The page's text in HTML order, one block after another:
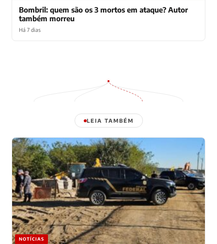
Bombril: quem são os 3 mortos em ataque? Autor
também morreu
Há 7 dias
LEIA TAMBÉM
NOTÍCIAS